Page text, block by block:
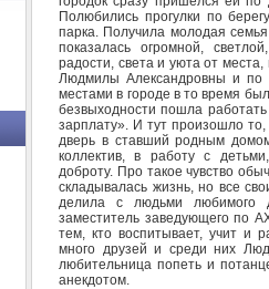
Полюбились прогулки по
парка. Получила молодая
показалась огромной,
радости, света и уюта от
Людмилы Александровны и по
местами в городе в то время
безвыходности пошла
зарплату». И тут произошло
дверь в ставший родным
коллектив, в работу с
доброту. Про такое чувство
складывалась жизнь, но все
делила с людьми любимого
заместитель заведующего по
тем, кто воспитывает, учит и
много друзей и среди них
любительница попеть и
анекдотом.